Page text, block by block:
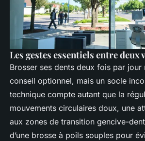
Les gestes essentiels entre deux
Brosser ses dents deux fois par jour
conseil optionnel, mais un socle
technique compte autant que la
mouvements circulaires doux, une
aux zones de transition gencive-
d’une brosse à poils souples pour